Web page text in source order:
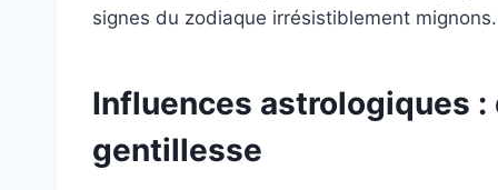
signes du zodiaque irrésistiblement mignons.
Influences astrologiques
gentillesse